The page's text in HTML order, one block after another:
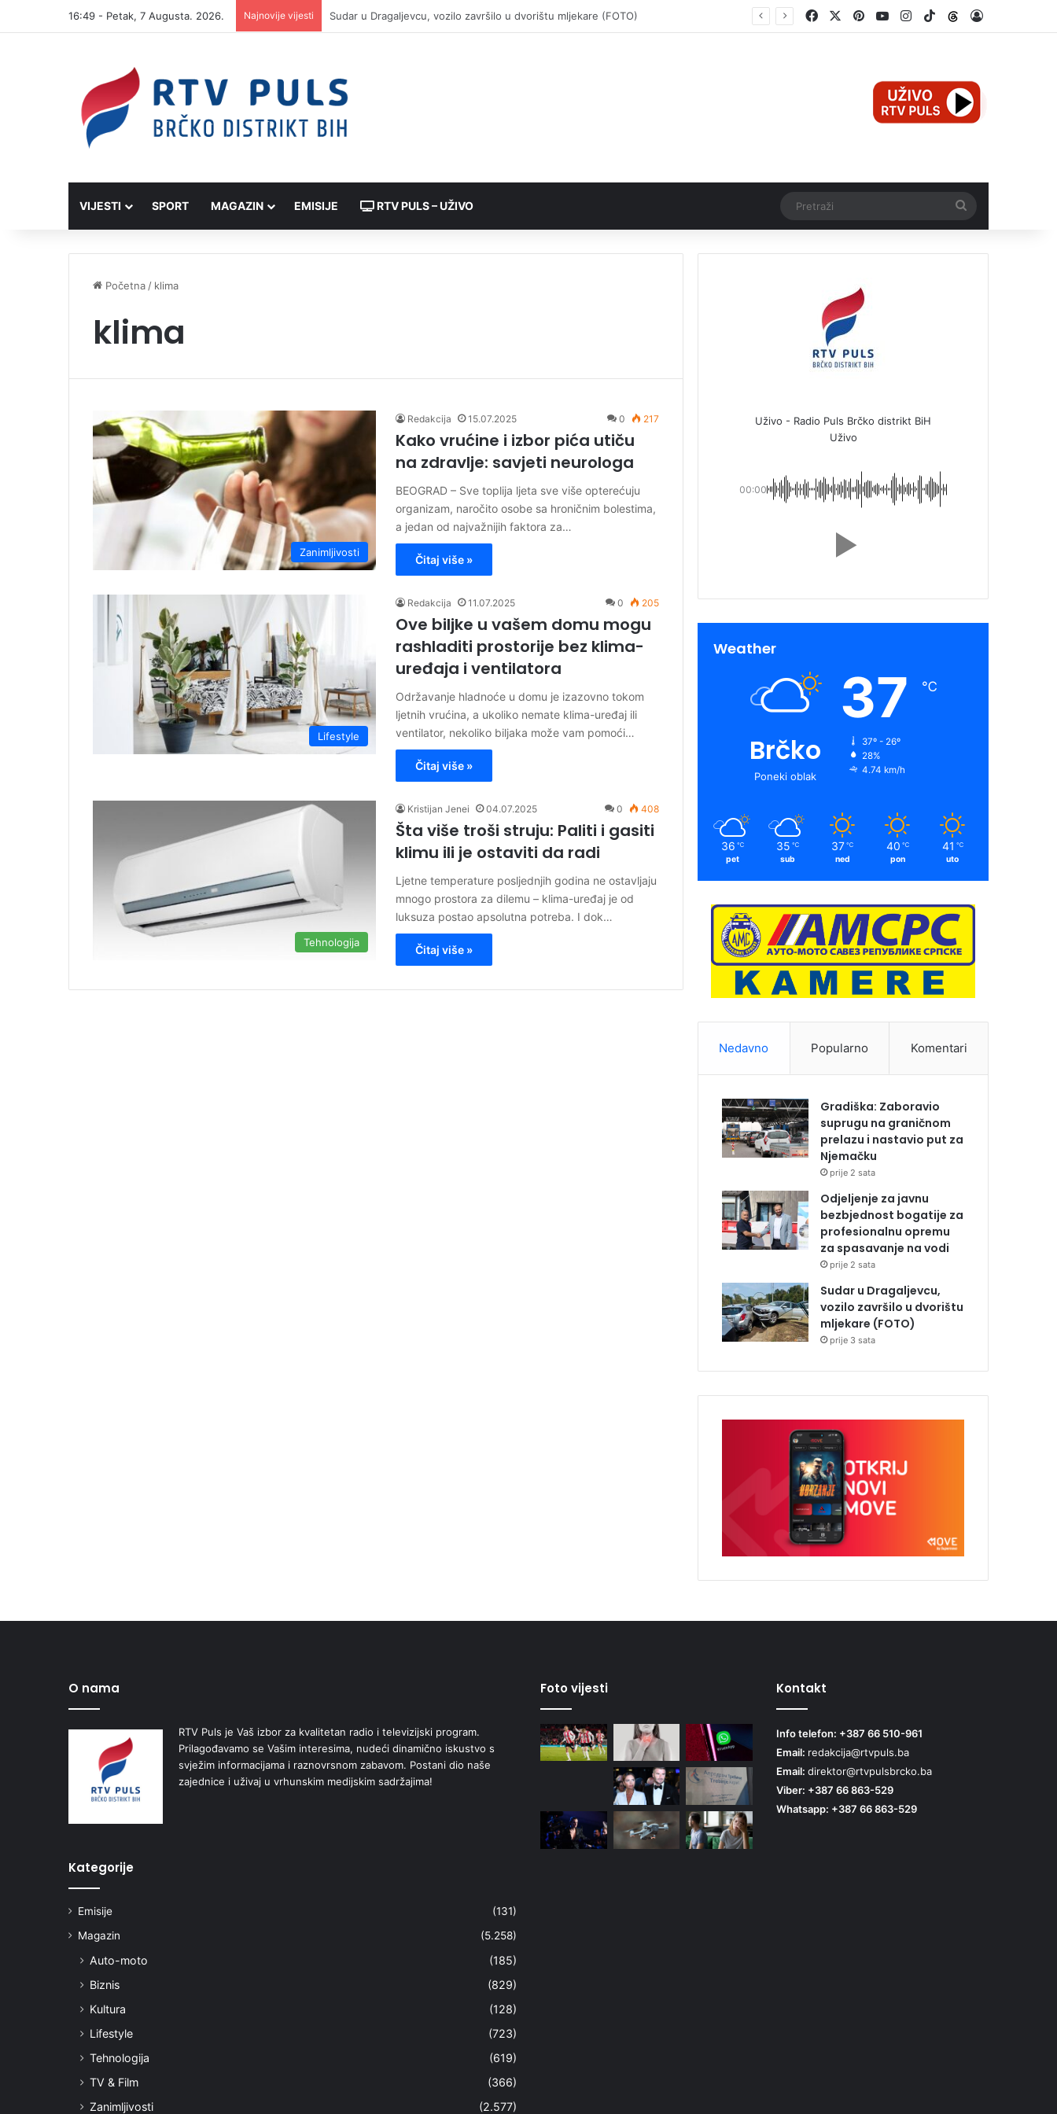
16:49 - Petak, 7 Augusta. 2026. Najnovije vijesti FacebookPinterestYouTubeInstagram
TikTokThreads
VIJESTI SPORT MAGAZIN EMISIJE RTV PULS – UŽIVO
Početna / klima
klima
Zanimljivosti
Redakcija 15.07.2025 0 217
Kako vrućine i izbor pića utiču
na zdravlje: savjeti neurologa
BEOGRAD – Sve toplija ljeta sve više opterećuju
organizam, naročito osobe sa hroničnim bolestima,
a jedan od najvažnijih faktora za…
Čitaj više »
Lifestyle
Redakcija 11.07.2025 0 205
Ove biljke u vašem domu mogu
rashladiti prostorije bez klima-
uređaja i ventilatora
Održavanje hladnoće u domu je izazovno tokom
ljetnih vrućina, a ukoliko nemate klima-uređaj ili
ventilator, nekoliko biljaka može vam pomoći…
Čitaj više »
Tehnologija
Kristijan Jenei 04.07.2025 0 408
Šta više troši struju: Paliti i gasiti
klimu ili je ostaviti da radi
Ljetne temperature posljednjih godina ne ostavljaju
mnogo prostora za dilemu – klima-uređaj je od
luksuza postao apsolutna potreba. I dok…
Čitaj više »
Uživo - Radio Puls Brčko distrikt BiH
Uživo
00:00
Weather
Brčko
Poneki oblak
37 ℃
37º - 26º
28%
4.74 km/h
36 ℃
pet
35 ℃
sub
37 ℃
ned
40 ℃
pon
41 ℃
uto
Nedavno Popularno Komentari
Gradiška: Zaboravio
suprugu na graničnom
prelazu i nastavio put za
Njemačku
prije 2 sata
Odjeljenje za javnu
bezbjednost bogatije za
profesionalnu opremu
za spasavanje na vodi
prije 2 sata
Sudar u Dragaljevcu,
vozilo završilo u dvorištu
mljekare (FOTO)
prije 3 sata
O nama
RTV Puls je Vaš izbor za kvalitetan radio i televizijski program.
Prilagođavamo se Vašim interesima, nudeći dinamično iskustvo s
svježim informacijama i raznovrsnom zabavom. Postani dio naše
zajednice i uživaj u vrhunskim medijskim sadržajima!
Kategorije
Emisije
(131)
Magazin
(5.258)
Auto-moto
(185)
Biznis
(829)
Kultura
(128)
Lifestyle
(723)
Tehnologija
(619)
TV & Film
(366)
Zanimljivosti
(2.577)
Foto vijesti Kontakt
Info telefon: +387 66 510-961
Email: redakcija@rtvpuls.ba
Email: direktor@rtvpulsbrcko.ba
Viber: +387 66 863-529
Whatsapp: +387 66 863-529